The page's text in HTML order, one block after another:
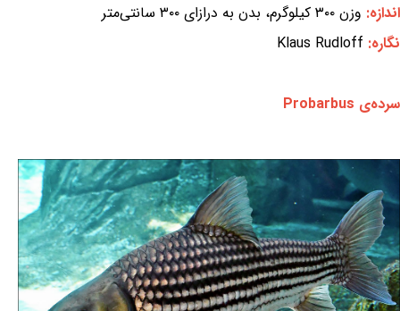
اندازه: وزن ۳۰۰ کیلوگرم، بدن به درازای ۳۰۰ سانتی‌متر
نگاره: Klaus Rudloff
سرده‌ی Probarbus